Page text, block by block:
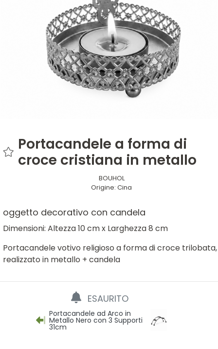
Portacandele a forma di
croce cristiana in metallo
BOUHOL
Origine: Cina
oggetto decorativo con candela
Dimensioni: Altezza 10 cm x Larghezza 8 cm
Portacandele votivo religioso a forma di croce trilobata,
realizzato in metallo + candela
ESAURITO
Portacandele ad Arco in
Metallo Nero con 3 Supporti
31cm